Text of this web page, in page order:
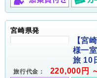
宮崎県発
【宮
様一
旅 10
旅行代金： 220,000円